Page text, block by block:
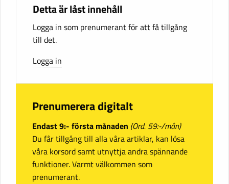
Detta är låst innehåll
Logga in som prenumerant för att få tillgång
till det.
Logga in
Prenumerera digitalt
Endast 9:- första månaden (Ord. 59:-/mån)
Du får tillgång till alla våra artiklar, kan lösa
våra korsord samt utnyttja andra spännande
funktioner. Varmt välkommen som
prenumerant.